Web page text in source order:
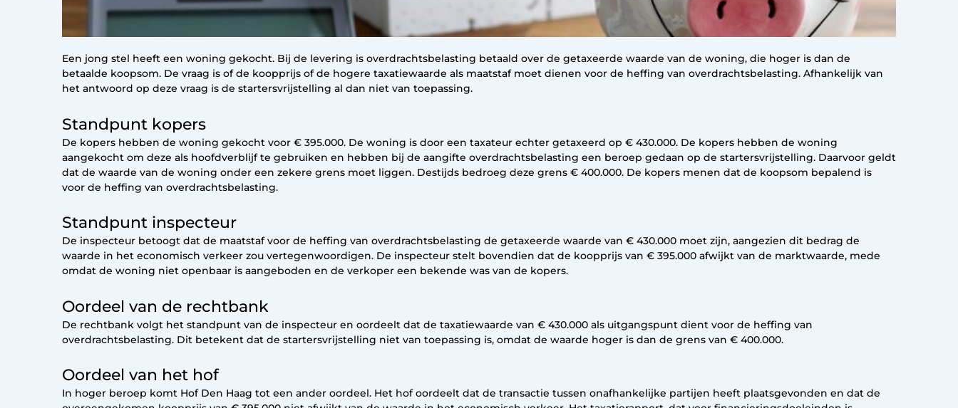
Een jong stel heeft een woning gekocht. Bij de levering is overdrachtsbelasting betaald over de getaxeerde waarde van de woning, die hoger is dan de
betaalde koopsom. De vraag is of de koopprijs of de hogere taxatiewaarde als maatstaf moet dienen voor de heffing van overdrachtsbelasting. Afhankelijk van
het antwoord op deze vraag is de startersvrijstelling al dan niet van toepassing.
Standpunt kopers
De kopers hebben de woning gekocht voor € 395.000. De woning is door een taxateur echter getaxeerd op € 430.000. De kopers hebben de woning
aangekocht om deze als hoofdverblijf te gebruiken en hebben bij de aangifte overdrachtsbelasting een beroep gedaan op de startersvrijstelling. Daarvoor geldt
dat de waarde van de woning onder een zekere grens moet liggen. Destijds bedroeg deze grens € 400.000. De kopers menen dat de koopsom bepalend is
voor de heffing van overdrachtsbelasting.
Standpunt inspecteur
De inspecteur betoogt dat de maatstaf voor de heffing van overdrachtsbelasting de getaxeerde waarde van € 430.000 moet zijn, aangezien dit bedrag de
waarde in het economisch verkeer zou vertegenwoordigen. De inspecteur stelt bovendien dat de koopprijs van € 395.000 afwijkt van de marktwaarde, mede
omdat de woning niet openbaar is aangeboden en de verkoper een bekende was van de kopers.
Oordeel van de rechtbank
De rechtbank volgt het standpunt van de inspecteur en oordeelt dat de taxatiewaarde van € 430.000 als uitgangspunt dient voor de heffing van
overdrachtsbelasting. Dit betekent dat de startersvrijstelling niet van toepassing is, omdat de waarde hoger is dan de grens van € 400.000.
Oordeel van het hof
In hoger beroep komt Hof Den Haag tot een ander oordeel. Het hof oordeelt dat de transactie tussen onafhankelijke partijen heeft plaatsgevonden en dat de